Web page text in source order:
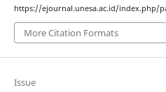
https://ejournal.unesa.ac.id/index.php/
More Citation Formats
Issue